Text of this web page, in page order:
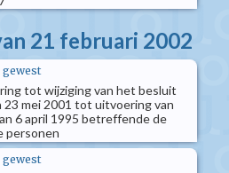
21 februari 2002
tot wijziging van het besluit
23 mei 2001 tot uitvoering van
6 april 1995 betreffende de
personen